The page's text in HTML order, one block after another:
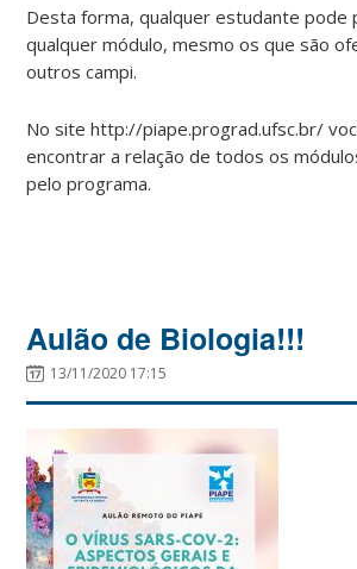
Desta forma, qualquer estudante pode
qualquer módulo, mesmo os que são
outros campi.
No site http://piape.prograd.ufsc.br/
encontrar a relação de todos os
pelo programa.
Aulão de Biologia!!!
13/11/2020 17:15